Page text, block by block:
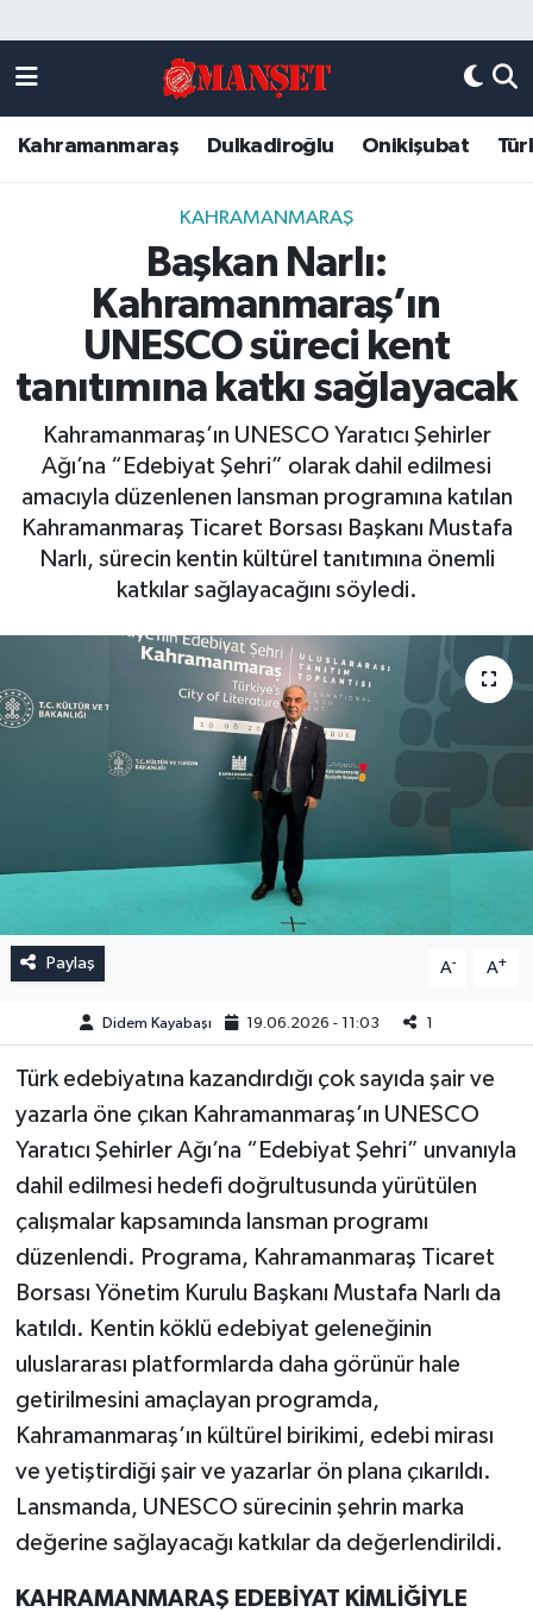
Kahramanmaraş Dulkadiroğlu Onikişubat
KAHRAMANMARAŞ
Başkan Narlı:
Kahramanmaraş’ın
UNESCO süreci kent
tanıtımına katkı sağlayacak
Kahramanmaraş’ın UNESCO Yaratıcı Şehirler
Ağı’na “Edebiyat Şehri” olarak dahil edilmesi
amacıyla düzenlenen lansman programına katılan
Kahramanmaraş Ticaret Borsası Başkanı Mustafa
Narlı, sürecin kentin kültürel tanıtımına önemli
katkılar sağlayacağını söyledi.
Paylaş A- A+
Didem Kayabaşı 19.06.2026 - 11:03 1
Türk edebiyatına kazandırdığı çok sayıda şair ve
yazarla öne çıkan Kahramanmaraş’ın UNESCO
Yaratıcı Şehirler Ağı’na “Edebiyat Şehri” unvanıyla
dahil edilmesi hedefi doğrultusunda yürütülen
çalışmalar kapsamında lansman programı
düzenlendi. Programa, Kahramanmaraş Ticaret
Borsası Yönetim Kurulu Başkanı Mustafa Narlı da
katıldı. Kentin köklü edebiyat geleneğinin
uluslararası platformlarda daha görünür hale
getirilmesini amaçlayan programda,
Kahramanmaraş’ın kültürel birikimi, edebi mirası
ve yetiştirdiği şair ve yazarlar ön plana çıkarıldı.
Lansmanda, UNESCO sürecinin şehrin marka
değerine sağlayacağı katkılar da değerlendirildi.
KAHRAMANMARAŞ EDEBİYAT KİMLİĞİYLE
DULKADİROĞLU
KAHRAMANMARAŞ
ONİKİŞUBAT
ÖZEL HABER
Künye
Kahramanmaraş Nöbetçi Eczaneler
Kahramanmaraş Hava Durumu
Kahramanmaraş Trafik Yoğunluk Haritası
Süper Lig Puan Durumu ve Fikstür
Tüm Manşetler
Son Dakika Haberleri
Haber Arşivi